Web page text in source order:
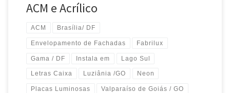
ACM e Acrílico
ACM Brasília/ DF
Envelopamento de Fachadas Fabrilux
Gama / DF Instala em Lago Sul
Letras Caixa Luziânia /GO Neon
Placas Luminosas Valparaíso de Goiás / GO